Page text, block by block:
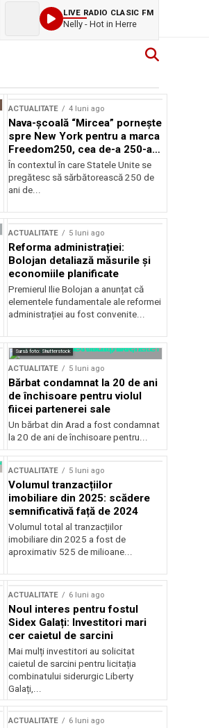
LIVE RADIO CLASIC FM
Nelly - Hot in Herre
ACTUALITATE 4 luni ago
Nava-școală “Mircea” pornește
spre New York pentru a marca
Freedom250, cea de-a 250-a
aniversare a Statelor Unite
În contextul în care Statele Unite se
pregătesc să sărbătorească 250 de
ani de...
ACTUALITATE 5 luni ago
Reforma administrației:
Bolojan detaliază măsurile și
economiile planificate
Premierul Ilie Bolojan a anunțat că
elementele fundamentale ale reformei
administrației au fost convenite...
Sursă foto: Shutterstock
ACTUALITATE 5 luni ago
Bărbat condamnat la 20 de ani
de închisoare pentru violul
fiicei partenerei sale
Un bărbat din Arad a fost condamnat
la 20 de ani de închisoare pentru...
ACTUALITATE 5 luni ago
Volumul tranzacțiilor
imobiliare din 2025: scădere
semnificativă față de 2024
Volumul total al tranzacțiilor
imobiliare din 2025 a fost de
aproximativ 525 de milioane...
ACTUALITATE 6 luni ago
Noul interes pentru fostul
Sidex Galați: Investitori mari
cer caietul de sarcini
Mai mulți investitori au solicitat
caietul de sarcini pentru licitația
combinatului siderurgic Liberty
Galați,...
ACTUALITATE 6 luni ago